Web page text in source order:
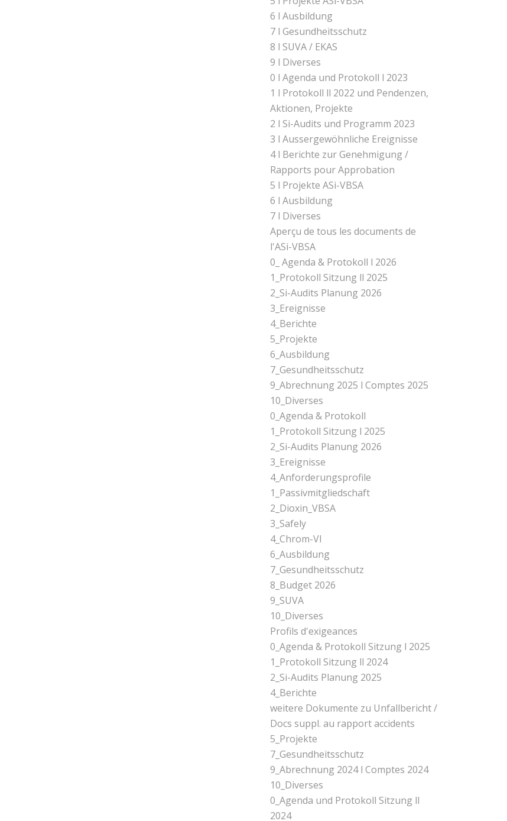
6 l Ausbildung
7 l Gesundheitsschutz
8 l SUVA / EKAS
9 l Diverses
0 l Agenda und Protokoll l 2023
1 l Protokoll ll 2022 und Pendenzen,
Aktionen, Projekte
2 l Si-Audits und Programm 2023
3 l Aussergewöhnliche Ereignisse
4 l Berichte zur Genehmigung /
Rapports pour Approbation
5 l Projekte ASi-VBSA
6 l Ausbildung
7 l Diverses
Aperçu de tous les documents de
l'ASi-VBSA
0_ Agenda & Protokoll l 2026
1_Protokoll Sitzung ll 2025
2_Si-Audits Planung 2026
3_Ereignisse
4_Berichte
5_Projekte
6_Ausbildung
7_Gesundheitsschutz
9_Abrechnung 2025 l Comptes 2025
10_Diverses
0_Agenda & Protokoll
1_Protokoll Sitzung l 2025
2_Si-Audits Planung 2026
3_Ereignisse
4_Anforderungsprofile
1_Passivmitgliedschaft
2_Dioxin_VBSA
3_Safely
4_Chrom-Vl
6_Ausbildung
7_Gesundheitsschutz
8_Budget 2026
9_SUVA
10_Diverses
Profils d'exigeances
0_Agenda & Protokoll Sitzung l 2025
1_Protokoll Sitzung ll 2024
2_Si-Audits Planung 2025
4_Berichte
weitere Dokumente zu Unfallbericht /
Docs suppl. au rapport accidents
5_Projekte
7_Gesundheitsschutz
9_Abrechnung 2024 l Comptes 2024
10_Diverses
0_Agenda und Protokoll Sitzung ll
2024